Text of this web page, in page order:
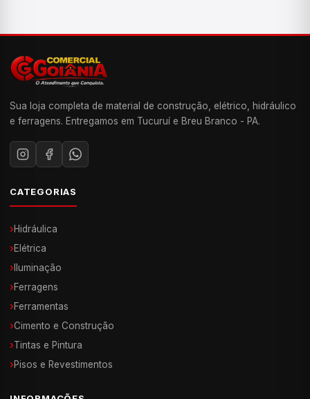
Sua loja completa de material de construção, elétrico, hidráulico
e ferragens. Entregamos em Tucuruí e Breu Branco - PA.
CATEGORIAS
›Hidráulica
›Elétrica
› Iluminação
›Ferragens
›Ferramentas
›Cimento e Construção
›Tintas e Pintura
›Pisos e Revestimentos